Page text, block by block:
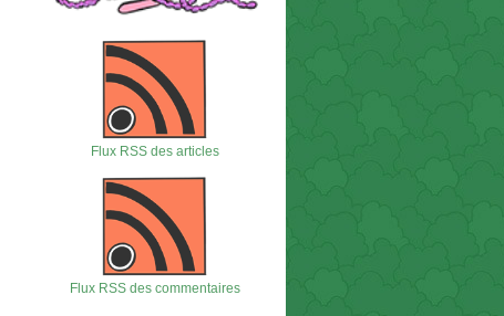
Flux RSS des articles
Flux RSS des commentaires